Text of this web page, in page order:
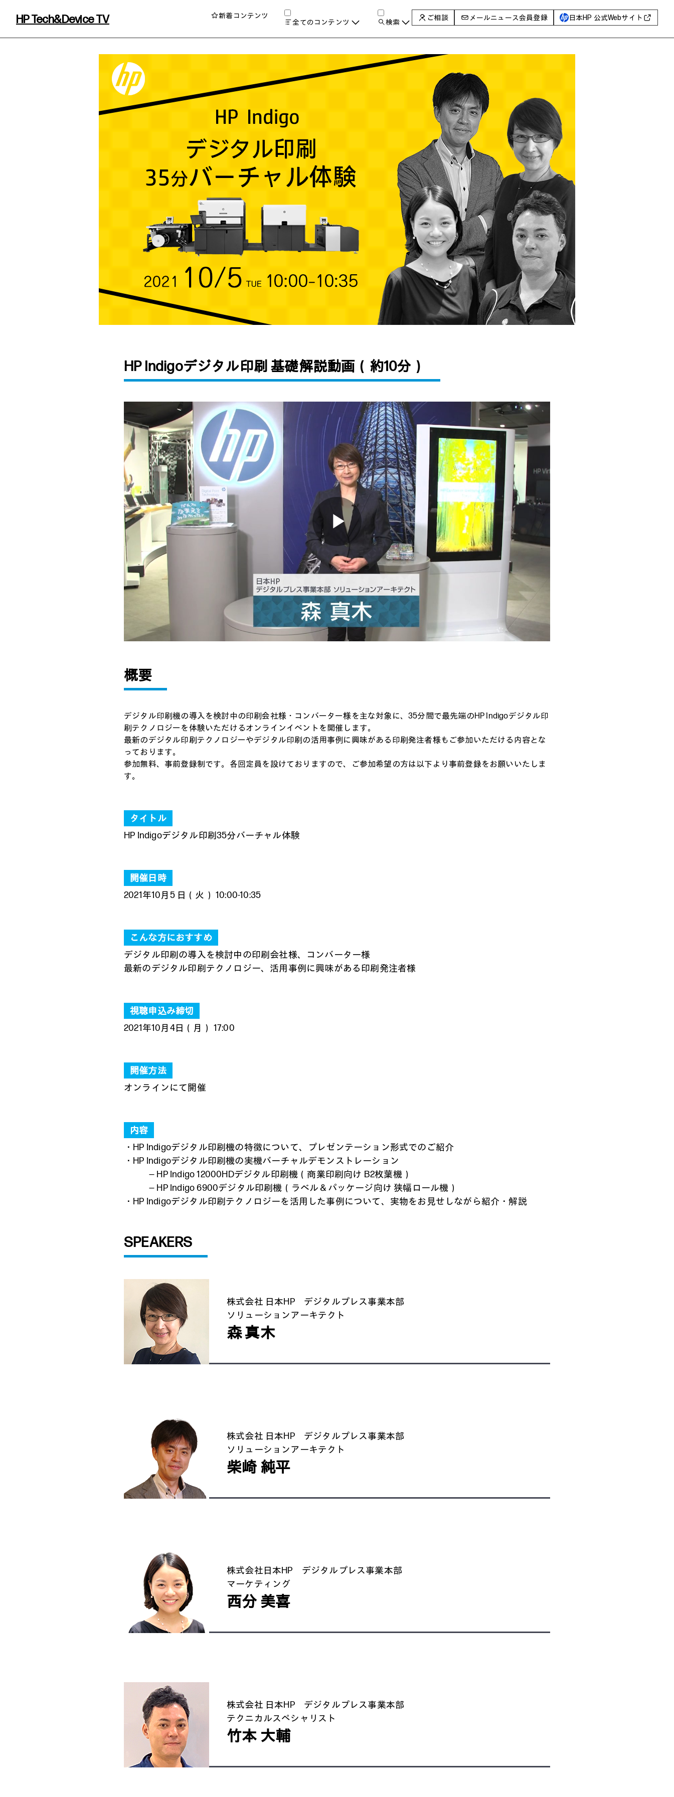
HP Tech&Device TV 新着コンテンツ
全てのコンテンツ
チャンネル
製品トレンド & レビュー
サイバーセキュリティ
自治体・公共
ハイブリッドワーク
ワークステーション
プリンター
タグ
イベントレポート
AI PC
AIワークステーション
Poly
WXP（DEXツール）
タグ一覧
検索 ご相談 メールニュース会員登録 日本HP 公式Webサイト
HP Indigoデジタル印刷 基礎解説動画（約10分）
Play
Video
概要
デジタル印刷機の導入を検討中の印刷会社様・コンバーター様を主な対象に、35分間で最先端のHP Indigoデジタル印
刷テクノロジーを体験いただけるオンラインイベントを開催します。
最新のデジタル印刷テクノロジーやデジタル印刷の活用事例に興味がある印刷発注者様もご参加いただける内容とな
っております。
参加無料、事前登録制です。各回定員を設けておりますので、ご参加希望の方は以下より事前登録をお願いいたしま
す。
タイトル
HP Indigoデジタル印刷35分バーチャル体験
開催日時
2021年10月5 日（火） 10:00-10:35
こんな方におすすめ
デジタル印刷の導入を検討中の印刷会社様、コンバーター様
最新のデジタル印刷テクノロジー、活用事例に興味がある印刷発注者様
視聴申込み締切
2021年10月4日（月） 17:00
開催方法
オンラインにて開催
内容
・HP Indigoデジタル印刷機の特徴について、プレゼンテーション形式でのご紹介
・HP Indigoデジタル印刷機の実機バーチャルデモンストレーション
― HP Indigo 12000HDデジタル印刷機（商業印刷向け B2枚葉機）
― HP Indigo 6900デジタル印刷機（ラベル＆パッケージ向け 狭幅ロール機）
・HP Indigoデジタル印刷テクノロジーを活用した事例について、実物をお見せしながら紹介・解説
SPEAKERS
株式会社 日本HP デジタルプレス事業本部
ソリューションアーキテクト
森 真木
株式会社 日本HP デジタルプレス事業本部
ソリューションアーキテクト
柴崎 純平
株式会社日本HP デジタルプレス事業本部
マーケティング
西分 美喜
株式会社 日本HP デジタルプレス事業本部
テクニカルスペシャリスト
竹本 大輔